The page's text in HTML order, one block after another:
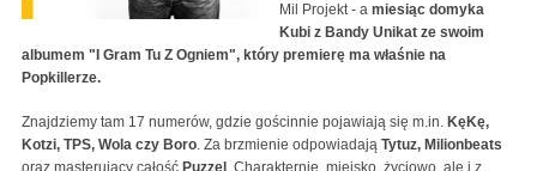
Mil Projekt - a miesiąc domyka
Kubi z Bandy Unikat ze swoim
albumem "I Gram Tu Z Ogniem", który premierę ma właśnie na
Popkillerze.
Znajdziemy tam 17 numerów, gdzie gościnnie pojawiają się m.in. KęKę,
Kotzi, TPS, Wola czy Boro. Za brzmienie odpowiadają Tytuz, Milionbeats